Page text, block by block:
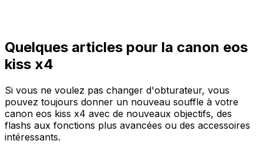
Quelques articles pour la canon eos
kiss x4
Si vous ne voulez pas changer d'obturateur, vous
pouvez toujours donner un nouveau souffle à votre
canon eos kiss x4 avec de nouveaux objectifs, des
flashs aux fonctions plus avancées ou des accessoires
intéressants.